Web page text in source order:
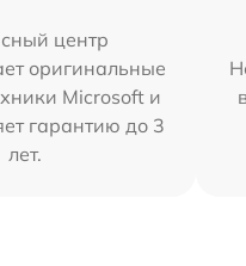
центр
оригинальные
Microsoft и
гарантию до 3
лет.